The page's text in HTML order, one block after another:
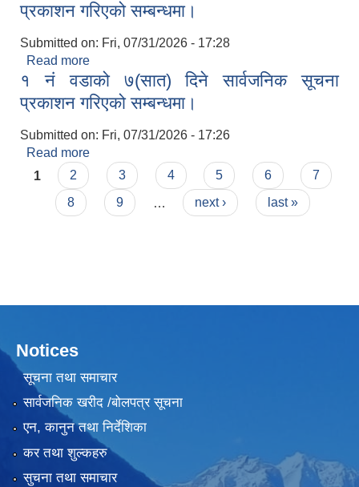
प्रकाशन गरिएको सम्बन्धमा।
Submitted on: Fri, 07/31/2026 - 17:28
Read more
गरिएको सम्बन्धमा।
१ नं वडाको ७(सात) दिने सार्वजनिक सूचना
प्रकाशन गरिएको सम्बन्धमा।
Submitted on: Fri, 07/31/2026 - 17:26
Read more
गरिएको सम्बन्धमा।
Pages
1 2 3 4 5 6
7
8
9 next › last »
Notices
सूचना तथा समाचार
सार्वजनिक खरीद /बोलपत्र सूचना
एन, कानुन तथा निर्देशिका
कर तथा शुल्कहरु
सुचना तथा समाचार